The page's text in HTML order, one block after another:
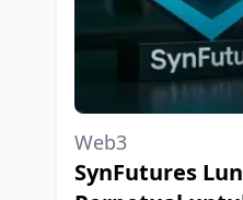
Web3
SynFutures